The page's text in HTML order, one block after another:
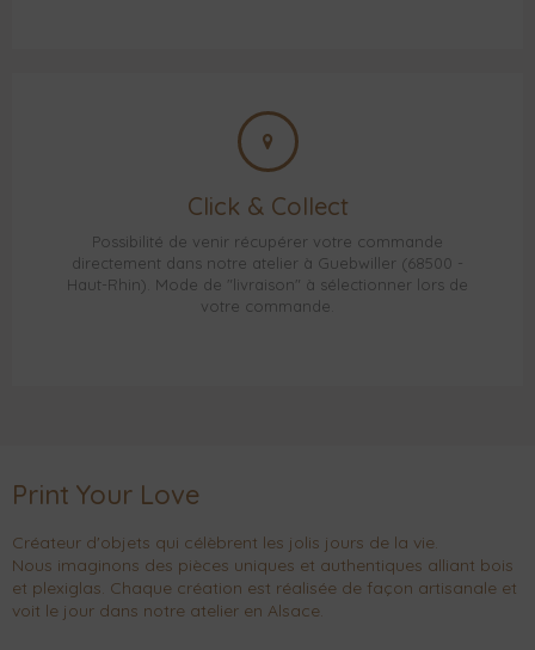
Click & Collect
Possibilité de venir récupérer votre commande
directement dans notre atelier à Guebwiller (68500 -
Haut-Rhin). Mode de "livraison" à sélectionner lors de
votre commande.
Print Your Love
Créateur d'objets qui célèbrent les jolis jours de la vie.
Nous imaginons des pièces uniques et authentiques alliant bois
et plexiglas. Chaque création est réalisée de façon artisanale et
voit le jour dans notre atelier en Alsace.